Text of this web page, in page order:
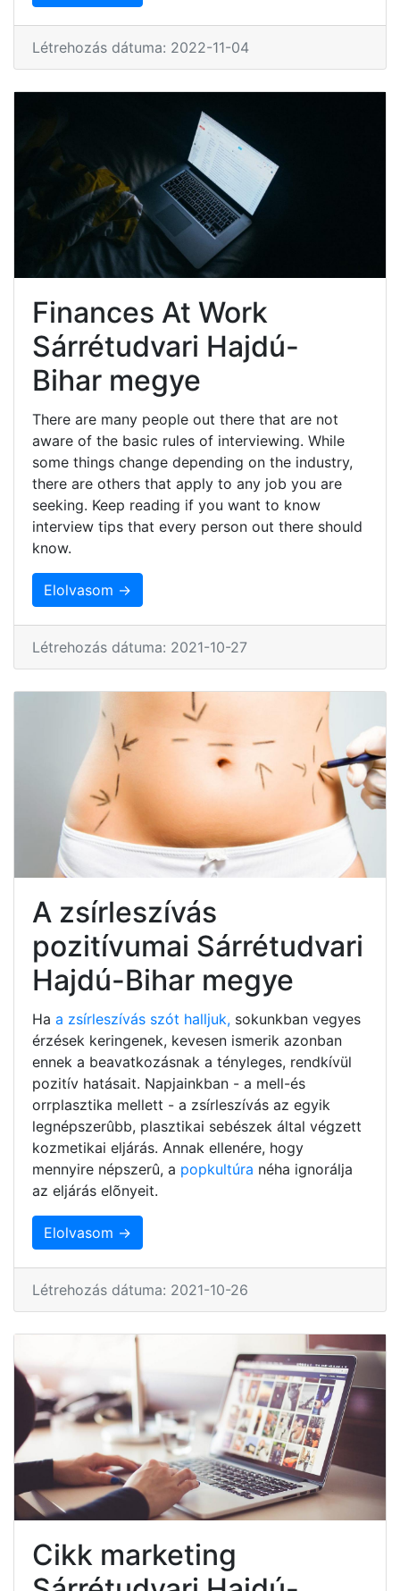
Létrehozás dátuma: 2022-11-04
Finances At Work
Sárrétudvari Hajdú-
Bihar megye
There are many people out there that are not
aware of the basic rules of interviewing. While
some things change depending on the industry,
there are others that apply to any job you are
seeking. Keep reading if you want to know
interview tips that every person out there should
know.
Elolvasom →
Létrehozás dátuma: 2021-10-27
A zsírleszívás
pozitívumai Sárrétudvari
Hajdú-Bihar megye
Ha a zsírleszívás szót halljuk, sokunkban vegyes
érzések keringenek, kevesen ismerik azonban
ennek a beavatkozásnak a tényleges, rendkívül
pozitív hatásait. Napjainkban - a mell-és
orrplasztika mellett - a zsírleszívás az egyik
legnépszerûbb, plasztikai sebészek által végzett
kozmetikai eljárás. Annak ellenére, hogy
mennyire népszerû, a popkultúra néha ignorálja
az eljárás elõnyeit.
Elolvasom →
Létrehozás dátuma: 2021-10-26
Cikk marketing